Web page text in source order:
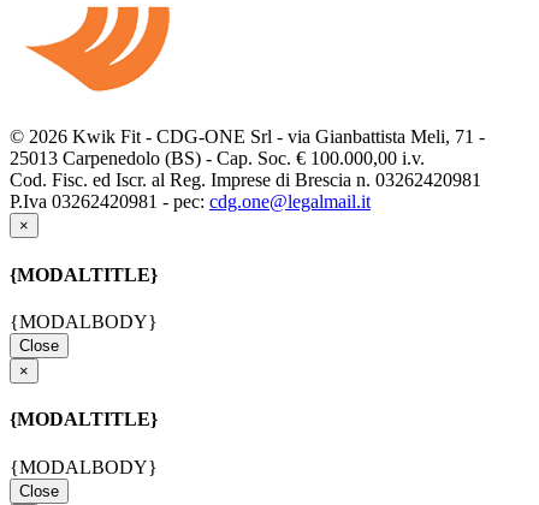
© 2026 Kwik Fit - CDG-ONE Srl - via Gianbattista Meli, 71 -
25013 Carpenedolo (BS) - Cap. Soc. € 100.000,00 i.v.
Cod. Fisc. ed Iscr. al Reg. Imprese di Brescia n. 03262420981
P.Iva 03262420981 - pec: cdg.one@legalmail.it
×
{MODALTITLE}
{MODALBODY}
Close
×
{MODALTITLE}
{MODALBODY}
Close